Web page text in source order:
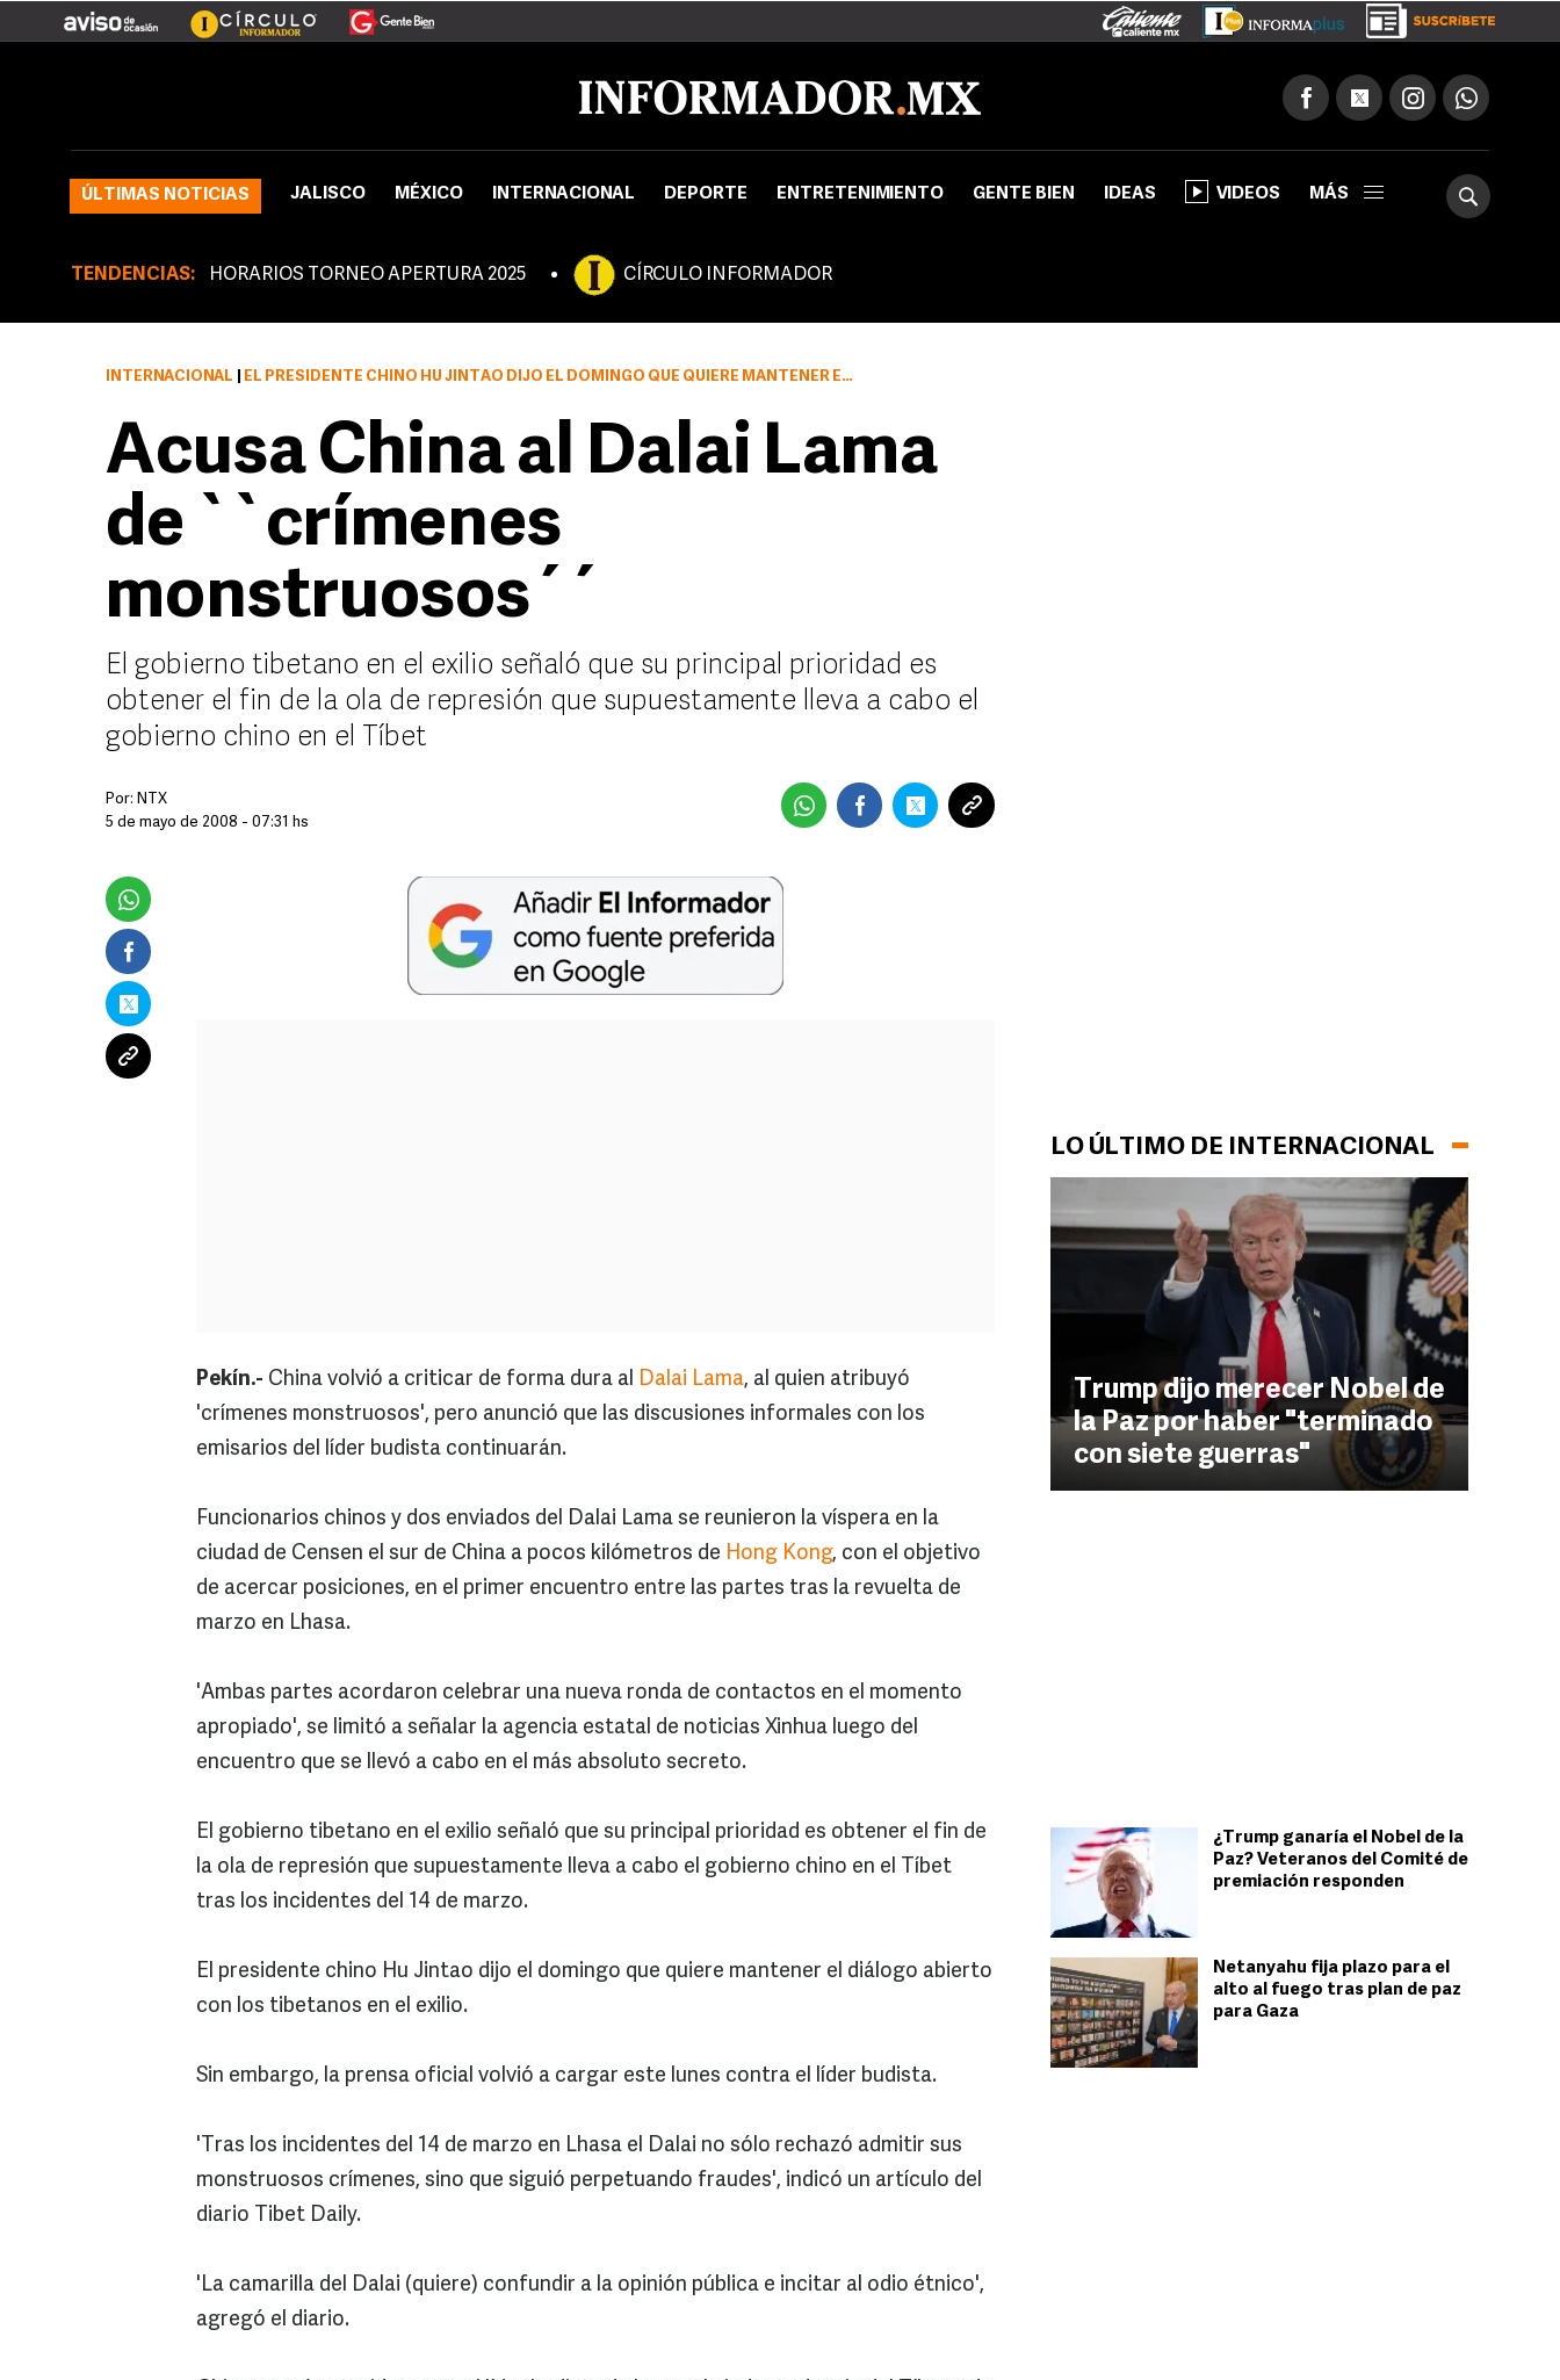
ÚLTIMAS NOTICIAS JALISCO MÉXICO INTERNACIONAL DEPORTE ENTRETENIMIENTO GENTE BIEN IDEAS VIDEOS MÁS
TENDENCIAS: HORARIOS TORNEO APERTURA 2025 CÍRCULO INFORMADOR
LO ÚLTIMO DE INTERNACIONAL
Trump dijo merecer Nobel de
la Paz por haber "terminado
con siete guerras"
¿Trump ganaría el Nobel de la
Paz? Veteranos del Comité de
premiación responden
Netanyahu fija plazo para el
alto al fuego tras plan de paz
para Gaza
INTERNACIONAL EL PRESIDENTE CHINO HU JINTAO DIJO EL DOMINGO QUE QUIERE MANTENER EL DIÁLOGO ABIERTO CON LOS TIBETANOS EN EL EXILIO
Acusa China al Dalai Lama
de ``crímenes
monstruosos´´
El gobierno tibetano en el exilio señaló que su principal prioridad es
obtener el fin de la ola de represión que supuestamente lleva a cabo el
gobierno chino en el Tíbet
Por: NTX
5 de mayo de 2008 - 07:31 hs
Pekín.- China volvió a criticar de forma dura al Dalai Lama, al quien atribuyó
'crímenes monstruosos', pero anunció que las discusiones informales con los
emisarios del líder budista continuarán.
Funcionarios chinos y dos enviados del Dalai Lama se reunieron la víspera en la
ciudad de Censen el sur de China a pocos kilómetros de Hong Kong, con el objetivo
de acercar posiciones, en el primer encuentro entre las partes tras la revuelta de
marzo en Lhasa.
'Ambas partes acordaron celebrar una nueva ronda de contactos en el momento
apropiado', se limitó a señalar la agencia estatal de noticias Xinhua luego del
encuentro que se llevó a cabo en el más absoluto secreto.
El gobierno tibetano en el exilio señaló que su principal prioridad es obtener el fin de
la ola de represión que supuestamente lleva a cabo el gobierno chino en el Tíbet
tras los incidentes del 14 de marzo.
El presidente chino Hu Jintao dijo el domingo que quiere mantener el diálogo abierto
con los tibetanos en el exilio.
Sin embargo, la prensa oficial volvió a cargar este lunes contra el líder budista.
'Tras los incidentes del 14 de marzo en Lhasa el Dalai no sólo rechazó admitir sus
monstruosos crímenes, sino que siguió perpetuando fraudes', indicó un artículo del
diario Tibet Daily.
'La camarilla del Dalai (quiere) confundir a la opinión pública e incitar al odio étnico',
agregó el diario.